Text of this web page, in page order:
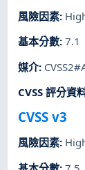
風險因素:
基本分數:7.1
媒介:
CVSS 評分資
CVSS v3
風險因素: